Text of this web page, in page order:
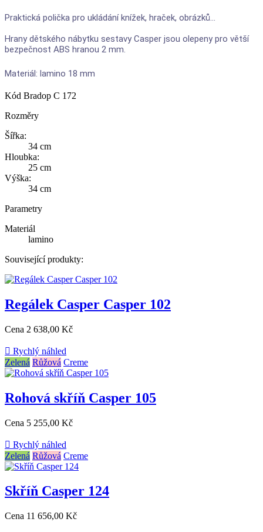
Praktická polička pro ukládání knížek, hraček, obrázků...
Hrany dětského nábytku sestavy Casper jsou olepeny pro větší
bezpečnost ABS hranou 2 mm.
Materiál: lamino 18 mm
Kód Bradop C 172
Rozměry
Šířka:
34 cm
Hloubka:
25 cm
Výška:
34 cm
Parametry
Materiál
lamino
Související produkty:
Regálek Casper Casper 102
Cena 2 638,00 Kč
 Rychlý náhled
Zelená Růžová Creme
Rohová skříň Casper 105
Cena 5 255,00 Kč
 Rychlý náhled
Zelená Růžová Creme
Skříň Casper 124
Cena 11 656,00 Kč